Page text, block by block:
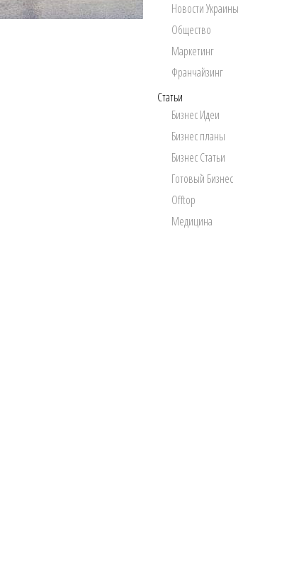
Новости Украины
Общество
Маркетинг
Франчайзинг
Статьи
Бизнес Идеи
Бизнес планы
Бизнес Статьи
Готовый Бизнес
Offtop
Медицина